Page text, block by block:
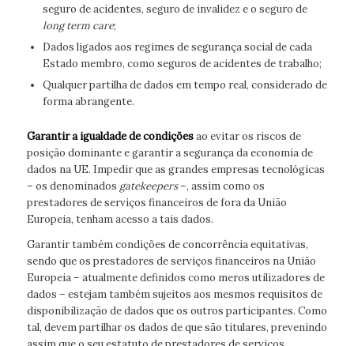
seguro de acidentes, seguro de invalidez e o seguro de
long term care;
Dados ligados aos regimes de segurança social de cada
Estado membro, como seguros de acidentes de trabalho;
Qualquer partilha de dados em tempo real, considerado de
forma abrangente.
Garantir aigualdade de condiçõesao evitar os riscos de
posição dominante e garantir a segurança da economia de
dados na UE. Impedir que as grandes empresas tecnológicas
– os denominados gatekeepers–, assim como os
prestadores de serviços financeiros de fora da União
Europeia, tenham acesso a tais dados.
Garantir também condições de concorrência equitativas,
sendo que os prestadores de serviços financeiros na União
Europeia – atualmente definidos como meros utilizadores de
dados – estejam também sujeitos aos mesmos requisitos de
disponibilização de dados que os outros participantes. Como
tal, devem partilhar os dados de que são titulares, prevenindo